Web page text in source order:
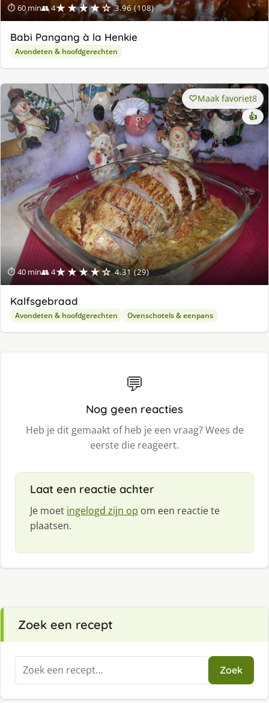
⏱ 60 min👥 4★★★★☆ 3.96 (108)
Babi Pangang à la Henkie
Avondeten & hoofdgerechten
⏱ 40 min👥 4★★★★☆ 4.31 (29)
Maak favoriet8
👍
Kalfsgebraad
Avondeten & hoofdgerechten Ovenschotels & eenpans
💬
Nog geen reacties
Heb je dit gemaakt of heb je een vraag? Wees de
eerste die reageert.
Laat een reactie achter
Je moet ingelogd zijn op om een reactie te
plaatsen.
Zoek een recept
Zoeken
naar:
Zoek